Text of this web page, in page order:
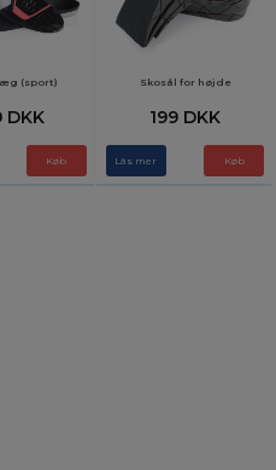
(sport)
DKK
Køb
Skosål for højde
199 DKK
Läs mer